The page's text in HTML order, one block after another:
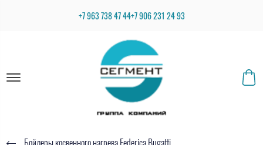
+7 963 738 47 44+7 906 231 24 93